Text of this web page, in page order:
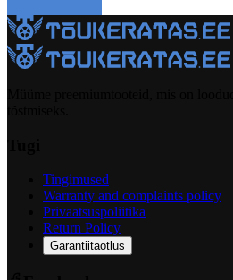
Tingimused
Warranty and complaints policy
Privaatsuspoliitika
Return Policy
Garantiitaotlus